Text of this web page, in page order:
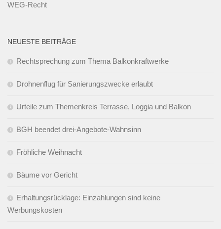
WEG-Recht
NEUESTE BEITRÄGE
Rechtsprechung zum Thema Balkonkraftwerke
Drohnenflug für Sanierungszwecke erlaubt
Urteile zum Themenkreis Terrasse, Loggia und Balkon
BGH beendet drei-Angebote-Wahnsinn
Fröhliche Weihnacht
Bäume vor Gericht
Erhaltungsrücklage: Einzahlungen sind keine
Werbungskosten